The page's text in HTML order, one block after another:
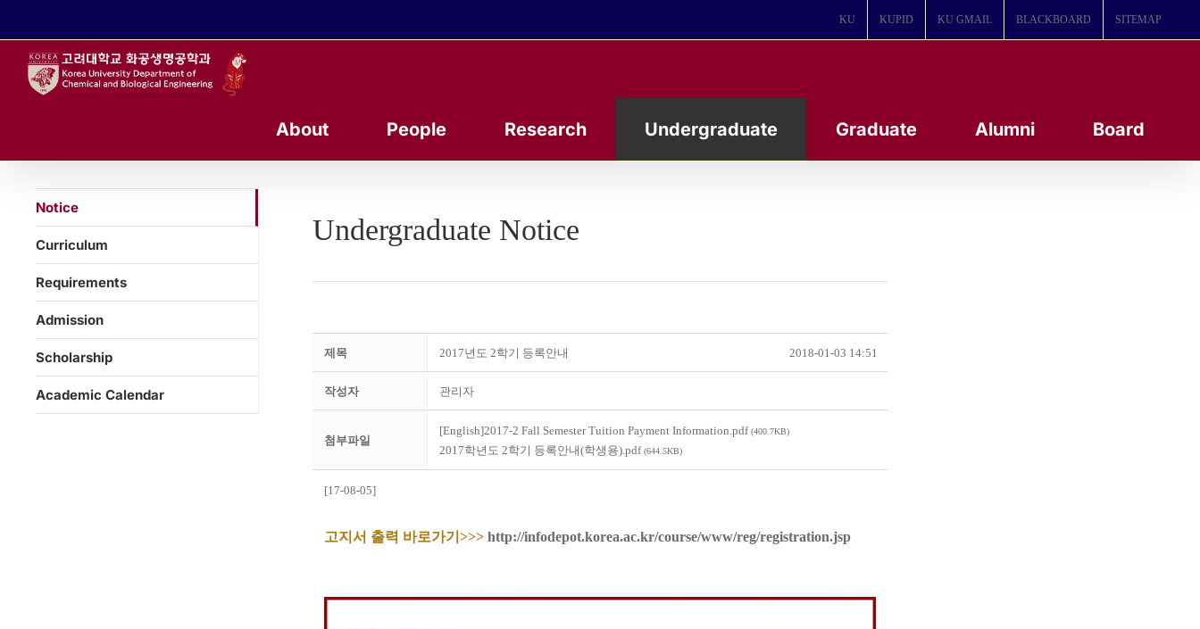
KU KUPID KU GMAIL BLACKBOARD SITEMAP
About People Research Undergraduate Graduate Alumni Board
Undergraduate Notice
제목 2017년도 2학기 등록안내 2018-01-03 14:51
작성자 관리자
첨부파일
[English]2017-2 Fall Semester Tuition Payment Information.pdf(400.7KB)
2017학년도 2학기 등록안내(학생용).pdf(644.5KB)
[17-08-05]
고지서 출력 바로가기 >>> http://infodepot.korea.ac.kr/course/www/reg/registration.jsp
Notice
Curriculum
Requirements
Admission
Scholarship
Academic Calendar